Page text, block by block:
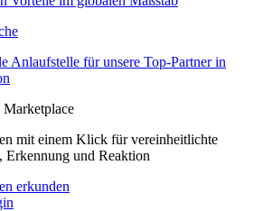
Anlaufstelle für unsere Top-Partner in
mit einem Klick für vereinheitlichte
Erkennung und Reaktion
erkunden